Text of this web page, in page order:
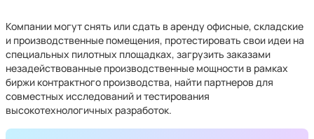
Компании могут снять или сдать в аренду офисные, складские
и производственные помещения, протестировать свои идеи на
специальных пилотных площадках, загрузить заказами
незадействованные производственные мощности в рамках
биржи контрактного производства, найти партнеров для
совместных исследований и тестирования
высокотехнологичных разработок.